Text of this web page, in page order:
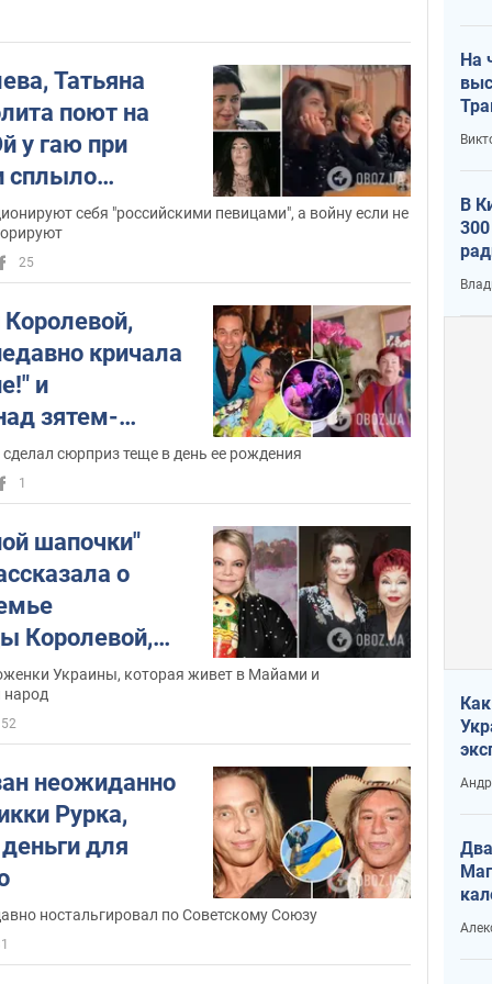
наиболее активно Наташа Королева
использует
Instagram. На её страницу
Инстаграме
, где Наташа Королева
публикует свежие фотографии и
фотосессии, подписано свыше
миллиона пользователей.
Татьяна
поют на
у гаю при
сплыло
себя "российскими певицами", а войну если не
25
кричала
и
зятем-
свое
к Тарзану.
сюрприз теще в день ее рождения
1
шапочки"
о
Королевой,
и-за
Украины, которая живет в Майами и
народ
52
неожиданно
Рурка,
для
ностальгировал по Советскому Союзу
На
В